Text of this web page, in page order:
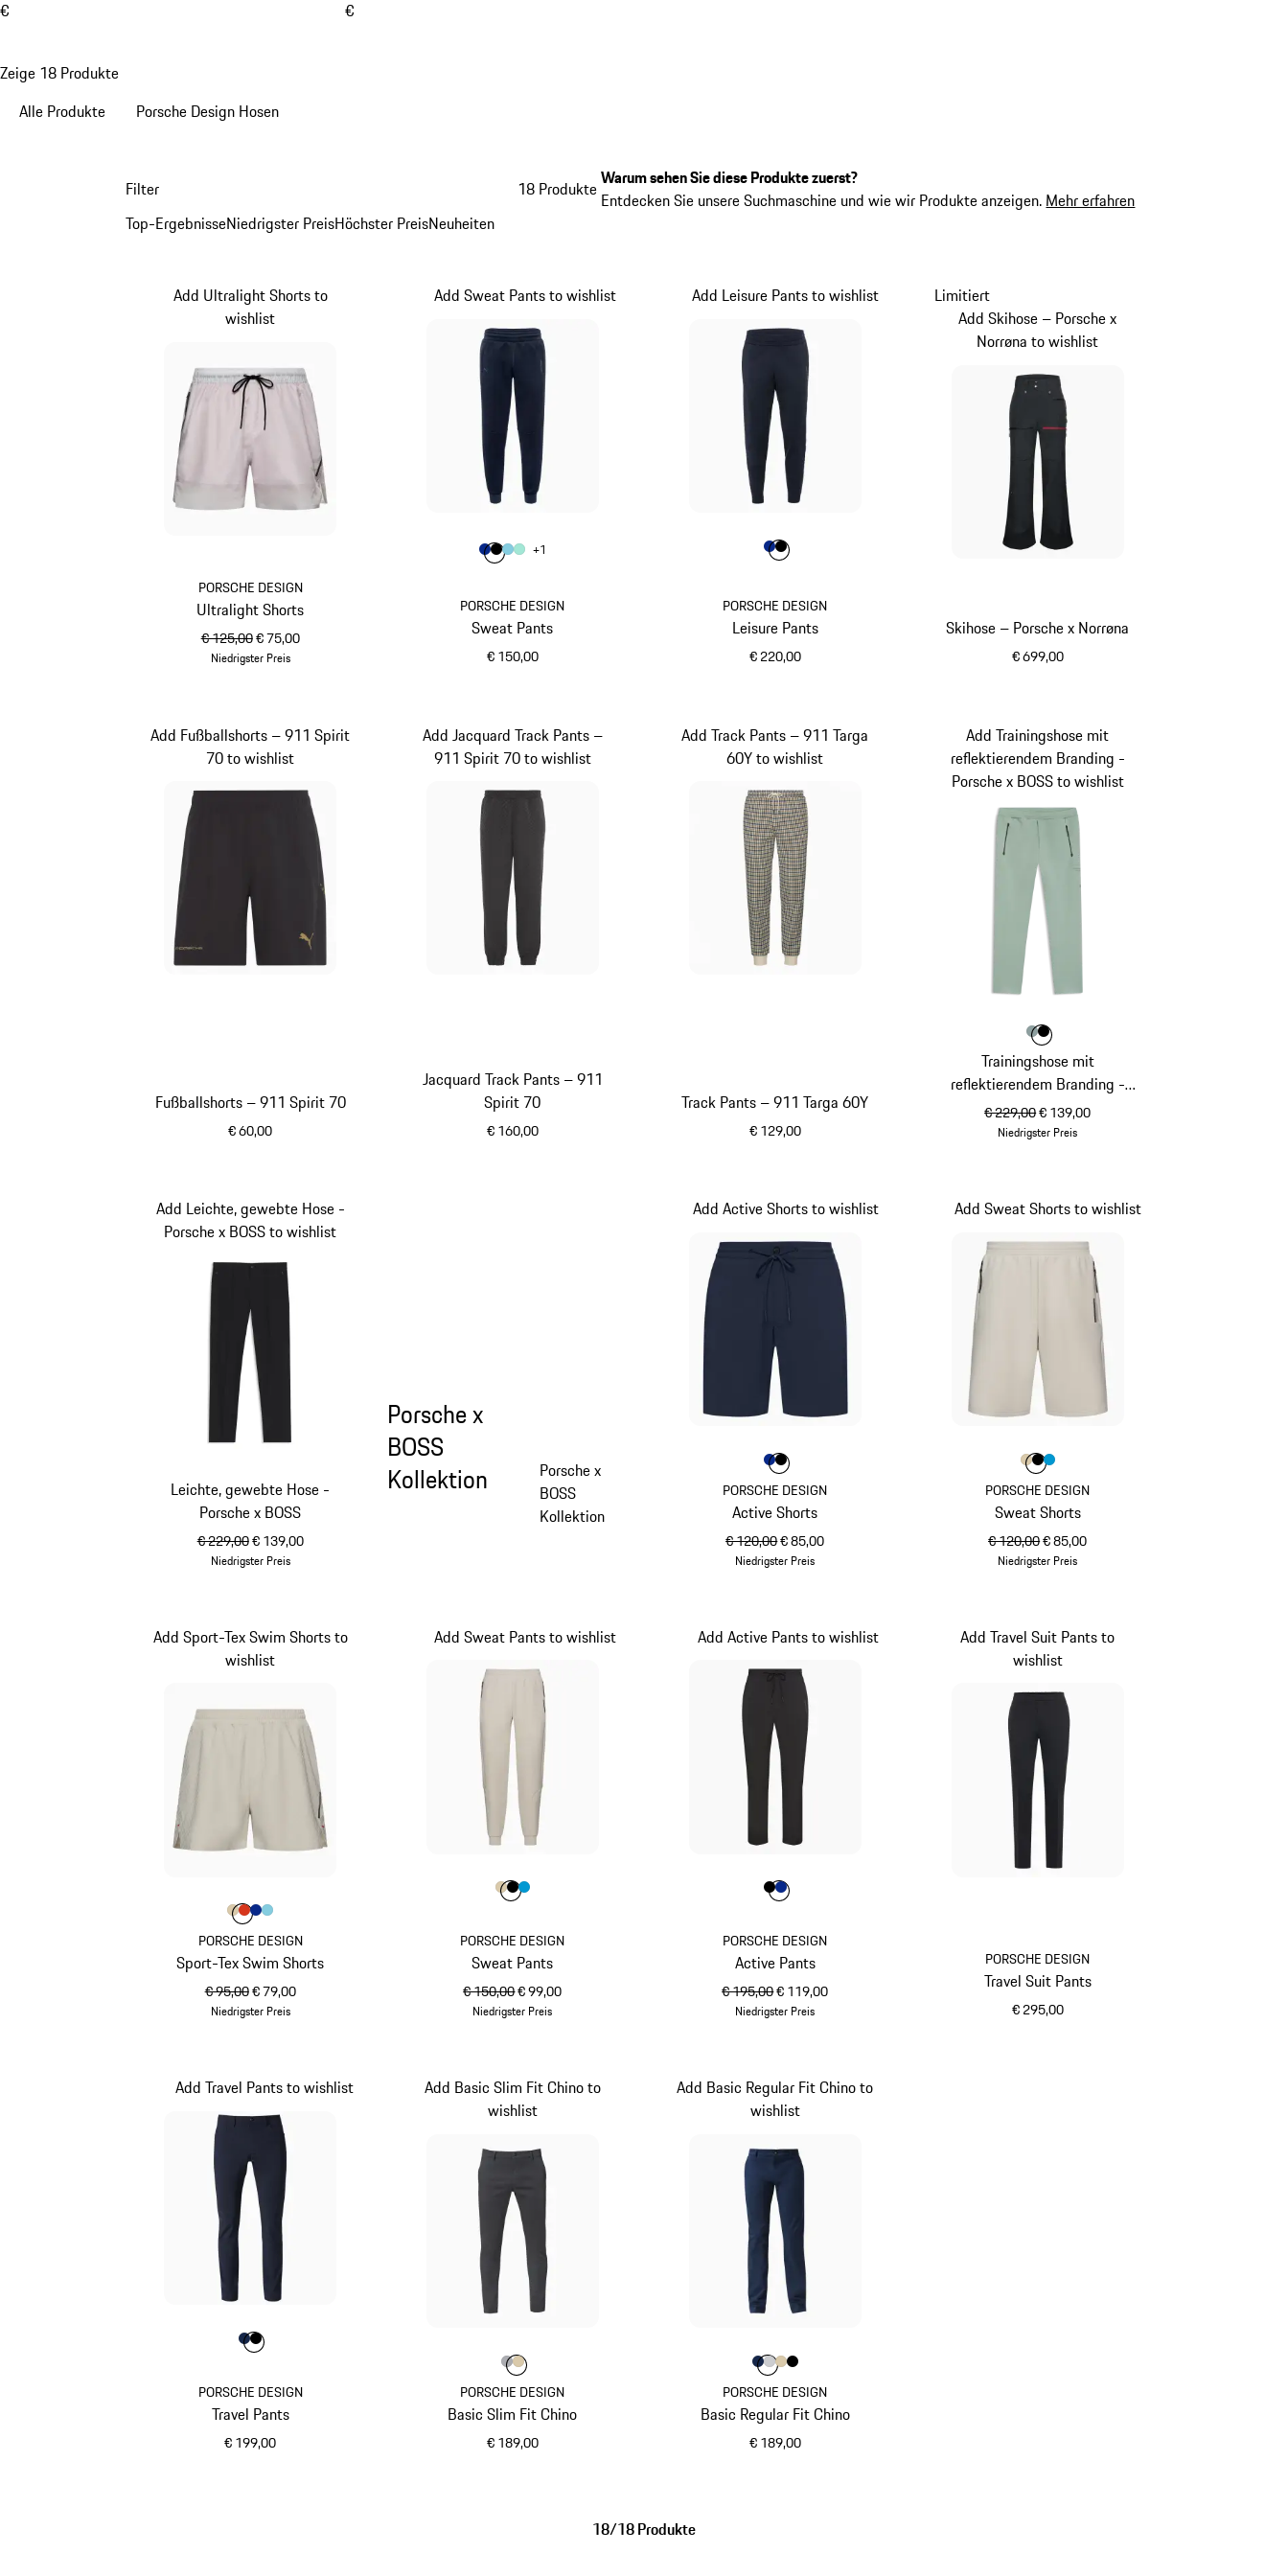
€ €
Zeige 18 Produkte
Alle Produkte
Porsche Design Hosen
Filter
Top-ErgebnisseNiedrigster PreisHöchster PreisNeuheiten
18 ProdukteWarum sehen Sie diese Produkte zuerst?
Entdecken Sie unsere Suchmaschine und wie wir Produkte anzeigen. Mehr erfahren
PORSCHE DESIGN
Ultralight Shorts
ursprünglicher Preis
€ 125,00Verkaufspreis
€ 75,00
Niedrigster Preis
Add Ultralight Shorts to
wishlist
PORSCHE DESIGN
Sweat Pants
€ 150,00
Add Sweat Pants to wishlist
Farbe
Farbeblau
Farbe schwarz
Farbehellblau
Farbe
+1
PORSCHE DESIGN
Leisure Pants
€ 220,00
Add Leisure Pants to wishlist
Farbe
FarbeFarbe
Skihose – Porsche x Norrøna
€ 699,00
Limitiert
Add Skihose – Porsche x
Norrøna to wishlist
Fußballshorts – 911 Spirit 70
€ 60,00
Add Fußballshorts – 911 Spirit
70 to wishlist
Jacquard Track Pants – 911
Spirit 70
€ 160,00
Add Jacquard Track Pants –
911 Spirit 70 to wishlist
Track Pants – 911 Targa 60Y
€ 129,00
Add Track Pants – 911 Targa
60Y to wishlist
Trainingshose mit
reflektierendem Branding -
Porsche x BOSS
ursprünglicher Preis
€ 229,00Verkaufspreis
€ 139,00
Niedrigster Preis
Add Trainingshose mit
reflektierendem Branding -
Porsche x BOSS to wishlist
Farbe
FarbeFarbe
Leichte, gewebte Hose -
Porsche x BOSS
ursprünglicher Preis
€ 229,00Verkaufspreis
€ 139,00
Niedrigster Preis
Add Leichte, gewebte Hose -
Porsche x BOSS to wishlist
Porsche x
BOSS
Kollektion
Porsche x
BOSS
Kollektion
PORSCHE DESIGN
Active Shorts
ursprünglicher Preis
€ 120,00Verkaufspreis
€ 85,00
Niedrigster Preis
Add Active Shorts to wishlist
Farbe
FarbeFarbe
PORSCHE DESIGN
Sweat Shorts
ursprünglicher Preis
€ 120,00Verkaufspreis
€ 85,00
Niedrigster Preis
Add Sweat Shorts to wishlist
Farbe
Farbe
FarbeFarbe
PORSCHE DESIGN
Sport-Tex Swim Shorts
ursprünglicher Preis
€ 95,00Verkaufspreis
€ 79,00
Niedrigster Preis
Add Sport-Tex Swim Shorts to
wishlist
Farbe
Farbebeige
Farbe
FarbeFarbe
PORSCHE DESIGN
Sweat Pants
ursprünglicher Preis
€ 150,00Verkaufspreis
€ 99,00
Niedrigster Preis
Add Sweat Pants to wishlist
Farbe
Farbe
FarbeFarbe
PORSCHE DESIGN
Active Pants
ursprünglicher Preis
€ 195,00Verkaufspreis
€ 119,00
Niedrigster Preis
Add Active Pants to wishlist
Farbe
FarbeFarbe
PORSCHE DESIGN
Travel Suit Pants
€ 295,00
Add Travel Suit Pants to
wishlist
PORSCHE DESIGN
Travel Pants
€ 199,00
Add Travel Pants to wishlist
Farbe
FarbeFarbe
PORSCHE DESIGN
Basic Slim Fit Chino
€ 189,00
Add Basic Slim Fit Chino to
wishlist
Farbe
FarbeFarbe
PORSCHE DESIGN
Basic Regular Fit Chino
€ 189,00
Add Basic Regular Fit Chino to
wishlist
Farbe
Farbedunkelblau
Farbe
FarbeFarbe
18/18 Produkte